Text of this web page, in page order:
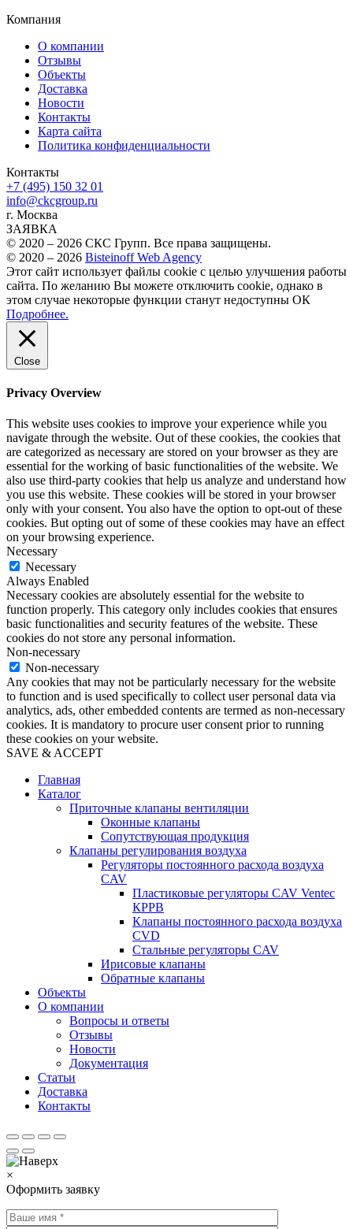
Компания
О компании
Отзывы
Объекты
Доставка
Новости
Контакты
Карта сайта
Политика конфиденциальности
Контакты
+7 (495) 150 32 01
info@ckcgroup.ru
г. Москва
ЗАЯВКА
© 2020 – 2026 СКС Групп. Все права защищены.
© 2020 – 2026 Bisteinoff Web Agency
Этот сайт использует файлы cookie с целью улучшения работы
сайта. По желанию Вы можете отключить cookie, однако в
этом случае некоторые функции станут недоступны ОК
Подробнее.
Close
Privacy Overview
This website uses cookies to improve your experience while you
navigate through the website. Out of these cookies, the cookies that
are categorized as necessary are stored on your browser as they are
essential for the working of basic functionalities of the website. We
also use third-party cookies that help us analyze and understand how
you use this website. These cookies will be stored in your browser
only with your consent. You also have the option to opt-out of these
cookies. But opting out of some of these cookies may have an effect
on your browsing experience.
Necessary
Necessary
Always Enabled
Necessary cookies are absolutely essential for the website to
function properly. This category only includes cookies that ensures
basic functionalities and security features of the website. These
cookies do not store any personal information.
Non-necessary
Non-necessary
Any cookies that may not be particularly necessary for the website
to function and is used specifically to collect user personal data via
analytics, ads, other embedded contents are termed as non-necessary
cookies. It is mandatory to procure user consent prior to running
these cookies on your website.
SAVE & ACCEPT
Главная
Каталог
Приточные клапаны вентиляции
Оконные клапаны
Сопутствующая продукция
Клапаны регулирования воздуха
Регуляторы постоянного расхода воздуха
CAV
Пластиковые регуляторы CAV Ventec
КРРВ
Клапаны постоянного расхода воздуха
CVD
Стальные регуляторы CAV
Ирисовые клапаны
Обратные клапаны
Объекты
О компании
Вопросы и ответы
Отзывы
Новости
Документация
Статьи
Доставка
Контакты
×
Оформить заявку